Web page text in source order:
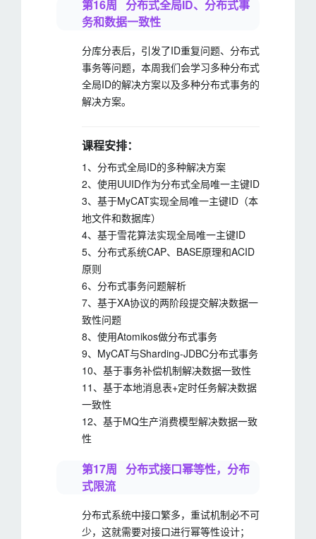
第16周 分布式全局ID、分布式事
务和数据一致性
分库分表后，引发了ID重复问题、分布式
事务等问题，本周我们会学习多种分布式
全局ID的解决方案以及多种分布式事务的
解决方案。
课程安排：
1、分布式全局ID的多种解决方案
2、使用UUID作为分布式全局唯一主键ID
3、基于MyCAT实现全局唯一主键ID（本
地文件和数据库）
4、基于雪花算法实现全局唯一主键ID
5、分布式系统CAP、BASE原理和ACID
原则
6、分布式事务问题解析
7、基于XA协议的两阶段提交解决数据一
致性问题
8、使用Atomikos做分布式事务
9、MyCAT与Sharding-JDBC分布式事务
10、基于事务补偿机制解决数据一致性
11、基于本地消息表+定时任务解决数据
一致性
12、基于MQ生产消费模型解决数据一致
性
第17周 分布式接口幂等性，分布
式限流
分布式系统中接口繁多，重试机制必不可
少，这就需要对接口进行幂等性设计；